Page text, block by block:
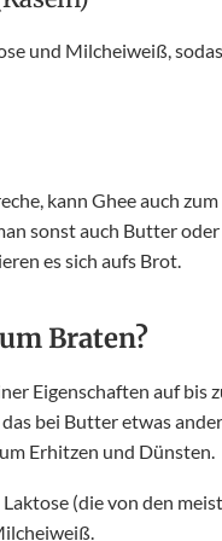
und Milcheiweiß,
kann Ghee auch
sonst auch Butter
es sich aufs Brot.
Braten?
Eigenschaften auf bis
bei Butter etwas
Erhitzen und Dünsten.
(die von den